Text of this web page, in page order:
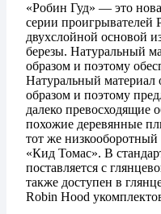
«Робин Гуд» — это
серии проигрывателей
двухслойной основой
березы. Натуральный
образом и поэтому
Натуральный материал
образом и поэтому
далеко превосходящие
похожие деревянные
тот же низкооборотный
«Кид Томас». В
поставляется с
также доступен в
Robin Hood